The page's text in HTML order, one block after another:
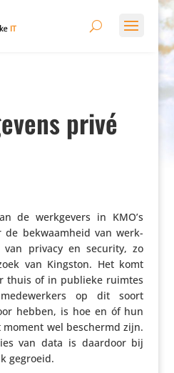
privé
de werk­ge­vers in KMO’s
de bekwaam­heid van werk­
privacy en security, zo
van Kingston. Het komt
thuis of in publieke ruimtes
op dit soort
hebben, is hoe en óf hun
wel beschermd zijn.
van data is daardoor bij
gegroeid.